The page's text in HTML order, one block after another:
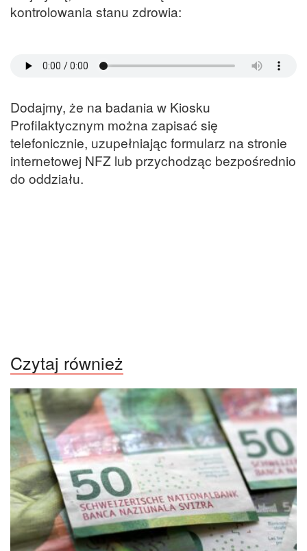
kontrolowania stanu zdrowia:
Dodajmy, że na badania w Kiosku
Profilaktycznym można zapisać się
telefonicznie, uzupełniając formularz na stronie
internetowej NFZ lub przychodząc bezpośrednio
do oddziału.
Czytaj również